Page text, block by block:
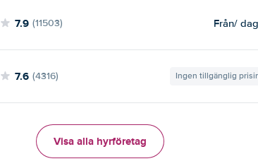
7.9 (11503) Från/ dag
7.6 (4316) Ingen tillgänglig
Visa alla hyrföretag